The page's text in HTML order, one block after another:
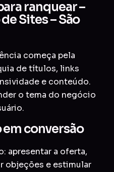
ranquear –
Sites – São
começa pela
de títulos, links
e conteúdo.
o tema do negócio
conversão
apresentar a oferta,
objeções e estimular